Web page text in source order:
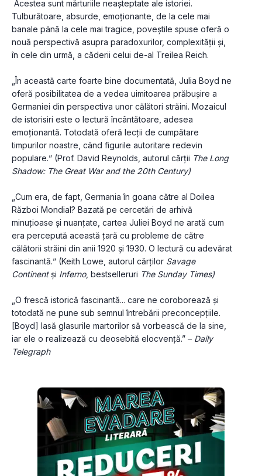
Acestea sunt mărturiile neașteptate ale istoriei.
Tulburătoare, absurde, emoționante, de la cele mai
banale până la cele mai tragice, poveștile spuse oferă o
nouă perspectivă asupra paradoxurilor, complexității și,
în cele din urmă, a căderii celui de-al Treilea Reich.
„În această carte foarte bine documentată, Julia Boyd ne
oferă posibilitatea de a vedea uimitoarea prăbușire a
Germaniei din perspectiva unor călători străini. Mozaicul
de istorisiri este o lectură încântătoare, adesea
emoționantă. Totodată oferă lecții de cumpătare
timpurilor noastre, când figurile autoritare redevin
populare.ˮ (Prof. David Reynolds, autorul cărții The Long
Shadow: The Great War and the 20th Century)
„Cum era, de fapt, Germania în goana către al Doilea
Război Mondial? Bazată pe cercetări de arhivă
minuțioase și nuanțate, cartea Juliei Boyd ne arată cum
era percepută această țară cu probleme de către
călătorii străini din anii 1920 și 1930. O lectură cu adevărat
fascinantă.ˮ (Keith Lowe, autorul cărților Savage
Continent și Inferno, bestselleruri The Sunday Times)
„O frescă istorică fascinantă... care ne coroborează și
totodată ne pune sub semnul întrebării preconcepțiile.
[Boyd] lasă glasurile martorilor să vorbească de la sine,
iar ele o realizează cu deosebită elocvență.” – Daily
Telegraph